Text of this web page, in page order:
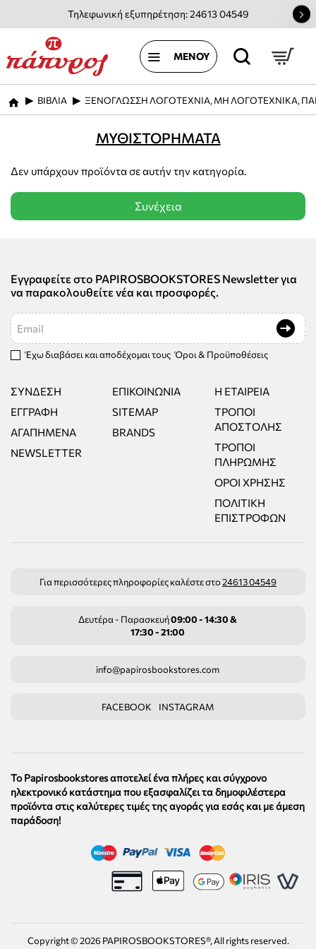
Τηλεφωνική εξυπηρέτηση: 24613 04549
home
ΒΙΒΛΙΑ ΞΕΝΟΓΛΩΣΣΗ ΛΟΓΟΤΕΧΝΙΑ, ΜΗ ΛΟΓΟΤΕΧΝΙΚΑ,
ΜΥΘΙΣΤΟΡΗΜΑΤΑ
Δεν υπάρχουν προϊόντα σε αυτήν την κατηγορία.
Συνέχεια
Εγγραφείτε στο PAPIROSBOOKSTORES Newsletter για
να παρακολουθείτε νέα και προσφορές.
Email
Έχω διαβάσει και αποδέχομαι τους Όροι & Προϋποθέσεις
ΣΎΝΔΕΣΗ
ΕΓΓΡΑΦΉ
ΑΓΑΠΗΜΈΝΑ
NEWSLETTER
ΕΠΙΚΟΙΝΩΝΊΑ
SITEMAP
BRANDS
Η ΕΤΑΙΡΕΊΑ
ΤΡΌΠΟΙ
ΑΠΟΣΤΟΛΉΣ
ΤΡΌΠΟΙ
ΠΛΗΡΩΜΉΣ
ΌΡΟΙ ΧΡΉΣΗΣ
ΠΟΛΙΤΙΚΉ
ΕΠΙΣΤΡΟΦΏΝ
Για περισσότερες πληροφορίες καλέστε στο24613 04549
Δευτέρα - Παρασκευή09:00 - 14:30 &
17:30 - 21:00
info@papirosbookstores.com
FACEBOOK INSTAGRAM
Το Papirosbookstores αποτελεί ένα πλήρες και σύγχρονο
ηλεκτρονικό κατάστημα που εξασφαλίζει τα δημοφιλέστερα
προϊόντα στις καλύτερες τιμές της αγοράς για εσάς και με άμεση
παράδοση!
Copyright ©2026PAPIROSBOOKSTORES®, All rights reserved.